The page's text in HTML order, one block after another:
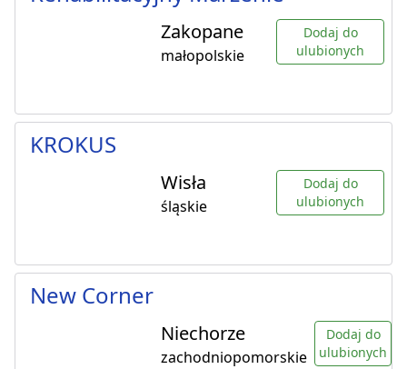
Zakopane
małopolskie
Dodaj do
ulubionych
KROKUS
Wisła
śląskie
Dodaj do
ulubionych
New Corner
Niechorze
zachodniopomorskie
Dodaj do
ulubionych